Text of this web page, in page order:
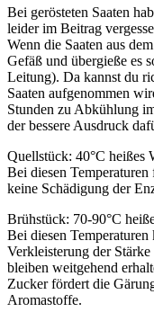
Bei gerösteten Saaten
leider im Beitrag
Wenn die Saaten aus
Gefäß und übergieße es
Leitung). Da kannst du
Saaten aufgenommen
Stunden zu Abkühlung
der bessere Ausdruck
Quellstück: 40°C heißes
Bei diesen
keine Schädigung der
Brühstück: 70-90°C
Bei diesen
Verkleisterung der
bleiben weitgehend
Zucker fördert die
Aromastoffe.